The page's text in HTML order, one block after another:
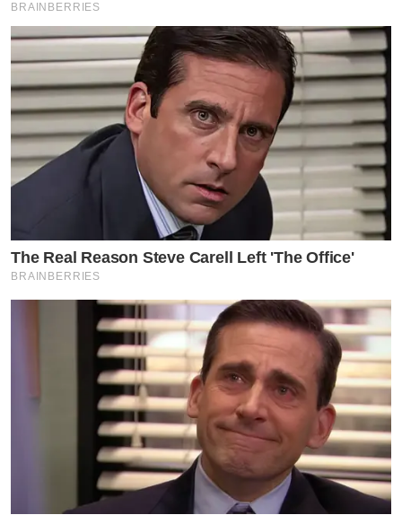
ปากของคนที่เราเจอกันผ่านๆ ไม่ถึง 5 ครั้งด้วยซ้ำ อันนี้ขอไม่
เล่นด้วย
และก็ชีวิตนี้ยังไม่เคยไปดูไบเลยค่ะ และไม่เคยขาย คุณแรง
ไปนะ มากางพาสปอร์ตดูเลย แล้วที่พูดออกมาแต่ละเรื่อง ยัง
ไม่เคยเห็นหลักฐานอะไรเลย
***มาตอนนี้แสดงตัวกันว่ารักน้องสาวสุดๆ แล้วก่อนหน้านี้ที่
มีปัญหาเรื่องชื่อแบรนด์ หายไปไหน ถึงไม่ออกมาปกป้องน้อง
(อ่อ..แอบผิดใจกันเกือบ 2 ปีนิ)
**** และเพราะรอบนี้ฝั่งตรงข้ามมันดันเป็นจอยไง ที่แสง
ตามสเตป จบ”
ข่าวอื่น ๆ ที่น่าสนใจ
สาวไทย ถูกแฟนหนุ่มชาวจีนใช้ท่อนเหล็กฟาด
ใบหน้า หนีตายมาหาตำรวจ
จะหยุดน่ารักกี่โมง “ณิชา ณัฏฐณิชา” เกินต้านอีก
แล้ว ลุคนี้คือดีมากแบบมาก ที่สุดของความน่ารัก
BRAINBERRIES
The Real Reason Steve Carell Left 'The Office'
BRAINBERRIES